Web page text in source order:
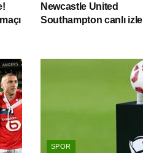
Newcastle United
Southampton canlı izle
SPOR